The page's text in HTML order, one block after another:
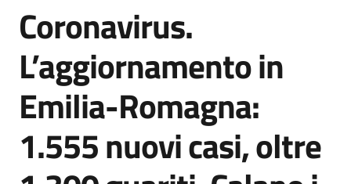
comunicato
Risorse
Agenzia
di
Salta al contenuto
Coronavirus.
L’aggiornamento in
Emilia-Romagna:
1.555 nuovi casi, oltre